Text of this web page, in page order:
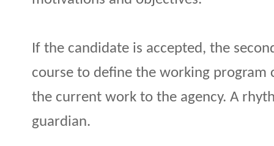
If the candidate is accepted, the
course to define the working
the current work to the agency. A
guardian.